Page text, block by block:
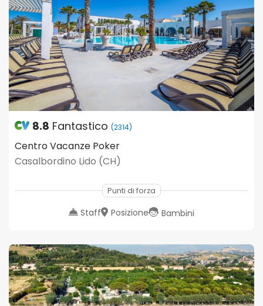
8.8 Fantastico (2314)
Centro Vacanze Poker
Casalbordino Lido (CH)
Punti di forza
Staff Posizione Bambini